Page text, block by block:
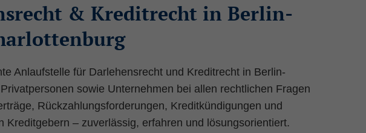
& Kreditrecht in Berlin-
Anlaufstelle für Darlehensrecht und Kreditrecht in Berlin-
sowie Unternehmen bei allen rechtlichen Fragen
Rückzahlungsforderungen, Kreditkündigungen und
Kreditgebern – zuverlässig, erfahren und lösungsorientiert.